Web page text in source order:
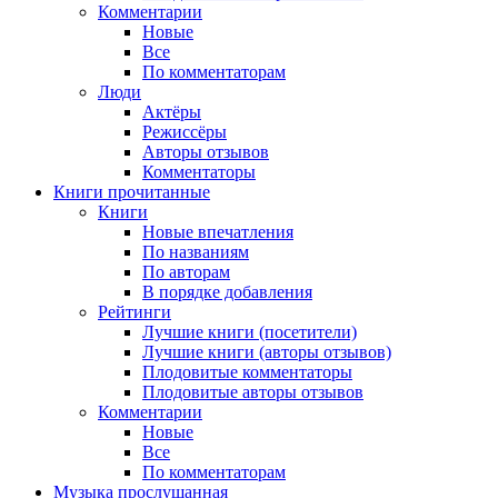
Комментарии
Новые
Все
По комментаторам
Люди
Актёры
Режиссёры
Авторы отзывов
Комментаторы
Книги прочитанные
Книги
Новые впечатления
По названиям
По авторам
В порядке добавления
Рейтинги
Лучшие книги (посетители)
Лучшие книги (авторы отзывов)
Плодовитые комментаторы
Плодовитые авторы отзывов
Комментарии
Новые
Все
По комментаторам
Музыка прослушанная